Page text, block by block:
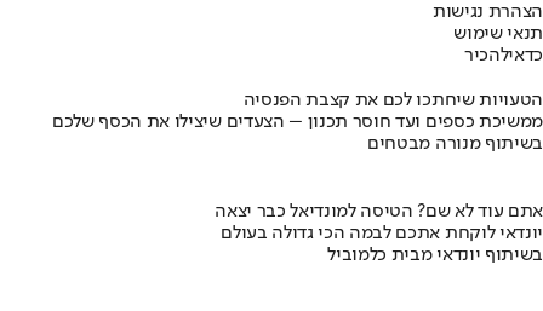
הצהרת נגישות
תנאי שימוש
כדאילהכיר
הטעויות שיחתכו לכם את קצבת הפנסיה
ממשיכת כספים ועד חוסר תכנון – הצעדים שיצילו את הכסף שלכם
בשיתוף מנורה מבטחים
אתם עוד לא שם? הטיסה למונדיאל כבר יצאה
יונדאי לוקחת אתכם לבמה הכי גדולה בעולם
בשיתוף יונדאי מבית כלמוביל